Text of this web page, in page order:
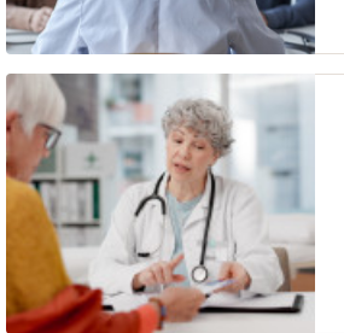
Voir
Évaluation
et
examens
avant
une
opération
(préopératoires)